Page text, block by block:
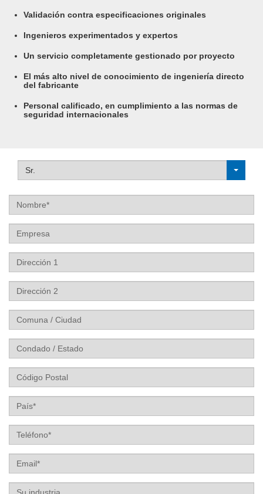
Validación contra especificaciones originales
Ingenieros experimentados y expertos
Un servicio completamente gestionado por proyecto
El más alto nivel de conocimiento de ingeniería directo
del fabricante
Personal calificado, en cumplimiento a las normas de
seguridad internacionales
Sr.
Nombre
Empresa
Dirección
1
Dirección
2
Comuna
/
Ciudad
Condado
/
Estado
Código
Postal
País
Teléfono
Email
Su